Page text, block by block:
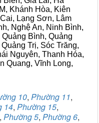
Khánh Hòa, Kiên
Lạng Sơn, Lâm
Nghệ An, Ninh Bình,
Bình, Quảng
Trị, Sóc Trăng,
Nguyên, Thanh Hóa,
Quang, Vĩnh Long,
10, Phường 11,
14, Phường 15,
, Phường 5, Phường 6,